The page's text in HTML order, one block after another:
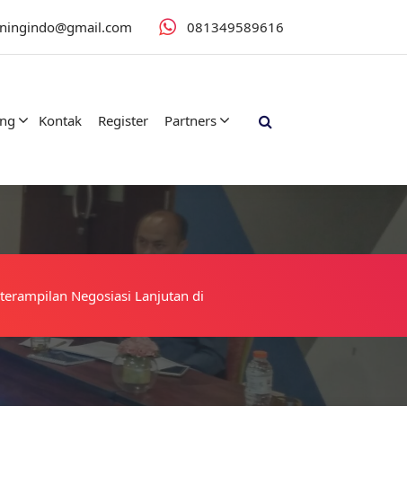
081349589616
Kontak Register Partners
Negosiasi Lanjutan di